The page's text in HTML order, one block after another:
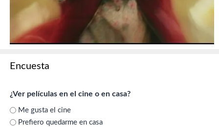
Encuesta
¿Ver películas en el cine o en casa?
Me gusta el cine
Prefiero quedarme en casa